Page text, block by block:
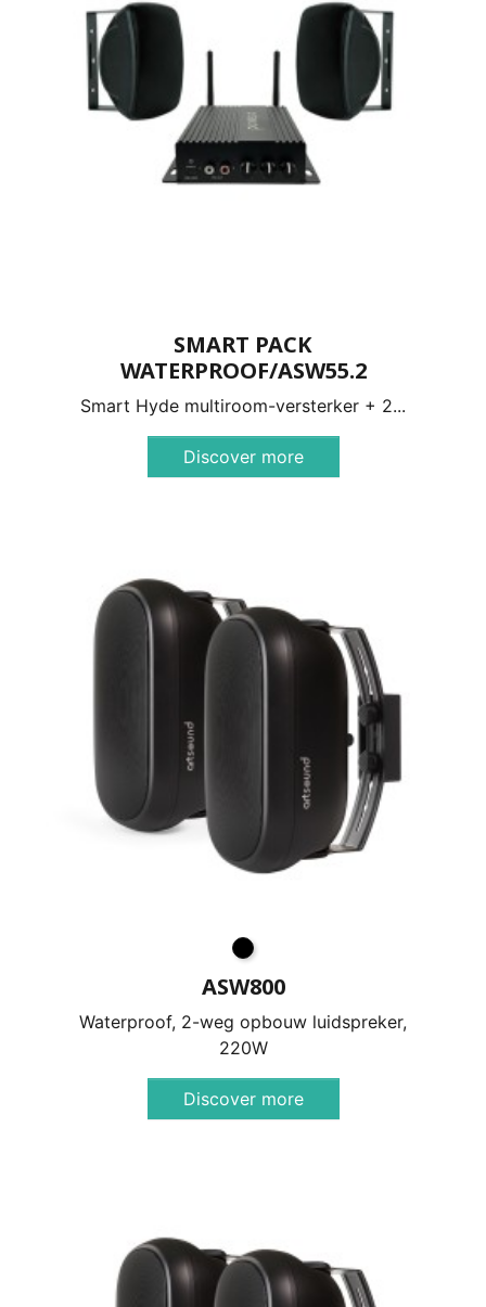
SMART PACK
WATERPROOF/ASW55.2
Smart Hyde multiroom-versterker + 2...
Discover more
ASW800
Waterproof, 2-weg opbouw luidspreker,
220W
Discover more